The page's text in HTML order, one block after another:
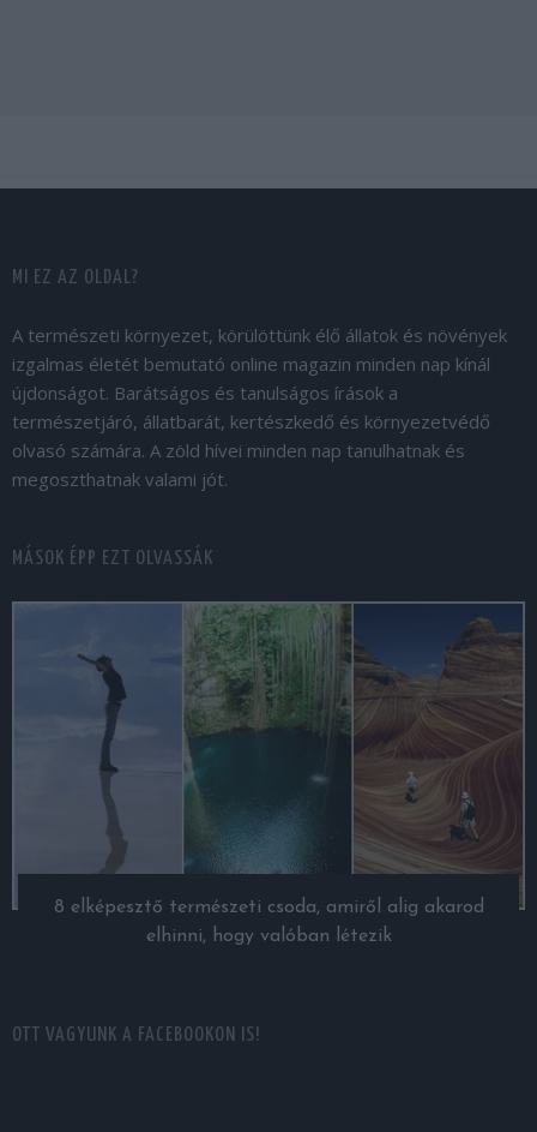
MI EZ AZ OLDAL?
A természeti környezet, körülöttünk élő állatok és növények
izgalmas életét bemutató online magazin minden nap kínál
újdonságot. Barátságos és tanulságos írások a
természetjáró, állatbarát, kertészkedő és környezetvédő
olvasó számára. A zöld hívei minden nap tanulhatnak és
megoszthatnak valami jót.
MÁSOK ÉPP EZT OLVASSÁK
8 elképesztő természeti csoda, amiről alig akarod
elhinni, hogy valóban létezik
OTT VAGYUNK A FACEBOOKON IS!